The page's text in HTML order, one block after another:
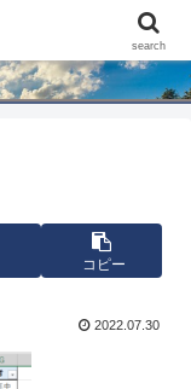
コピー
2022.07.30
search